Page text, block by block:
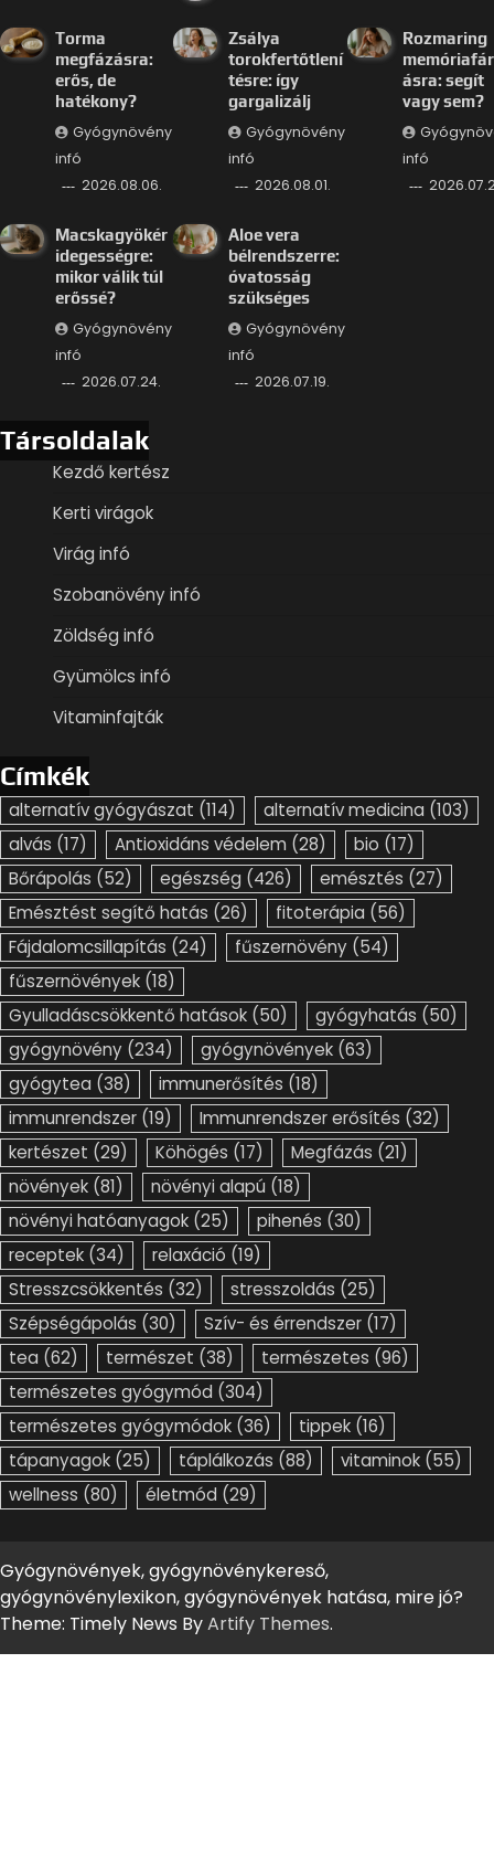
Torma
megfázásra:
erős, de
hatékony?
Gyógynövény
infó
2026.08.06.
Zsálya
torokfertőtlení
tésre: így
gargalizálj
Gyógynövény
infó
2026.08.01.
Rozmaring
ásra: segít
vagy sem?
infó
Macskagyökér
idegességre:
mikor válik túl
erőssé?
Gyógynövény
infó
2026.07.24.
Aloe vera
bélrendszerre:
óvatosság
szükséges
Gyógynövény
infó
2026.07.19.
Társoldalak
Kezdő kertész
Kerti virágok
Virág infó
Szobanövény infó
Zöldség infó
Gyümölcs infó
Vitaminfajták
Címkék
alternatív gyógyászat (114) alternatív medicina (103)
alvás (17) Antioxidáns védelem (28) bio (17)
Bőrápolás (52) egészség (426) emésztés (27)
Emésztést segítő hatás (26) fitoterápia (56)
Fájdalomcsillapítás (24) fűszernövény (54)
fűszernövények (18)
Gyulladáscsökkentő hatások (50) gyógyhatás (50)
gyógynövény (234) gyógynövények (63)
gyógytea (38) immunerősítés (18)
immunrendszer (19) Immunrendszer erősítés (32)
kertészet (29) Köhögés (17) Megfázás (21)
növények (81) növényi alapú (18)
növényi hatóanyagok (25) pihenés (30)
receptek (34) relaxáció (19)
Stresszcsökkentés (32) stresszoldás (25)
Szépségápolás (30) Szív- és érrendszer (17)
tea (62) természet (38) természetes (96)
természetes gyógymód (304)
természetes gyógymódok (36) tippek (16)
tápanyagok (25) táplálkozás (88) vitaminok (55)
wellness (80) életmód (29)
Gyógynövények, gyógynövénykereső,
gyógynövénylexikon, gyógynövények hatása, mire jó?
Theme: Timely News ByArtify Themes.